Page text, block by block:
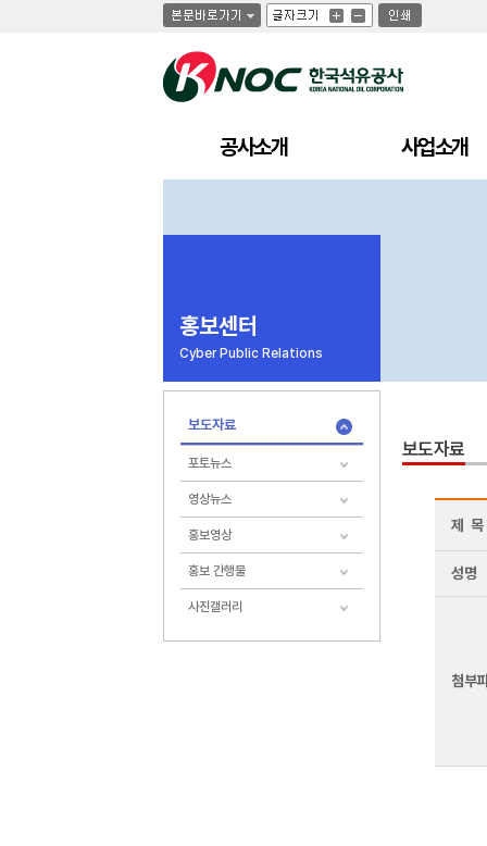
글
자
기
글
자
기
크
글
자
기
작
인
쇄
공사소개 사업소개
홍보센터
Cyber Public Relations
보도자료
포토뉴스
영상뉴스
홍보영상
홍보 간행물
사진갤러리
보도자료
제 목
성명
첨부